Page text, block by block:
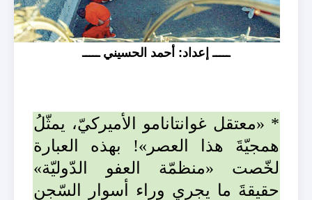
ـــــ إعداد: أحمد الحسيني ـــــ
* «معتقل غوانتانامو الأميركيّ، يمثّلُ
همجيّةَ هذا العصر»! بهذه العبارة
لخّصت «منظمّة العفو الدّوليّة»
حقيقةَ ما يجري وراء أسوار السّجن